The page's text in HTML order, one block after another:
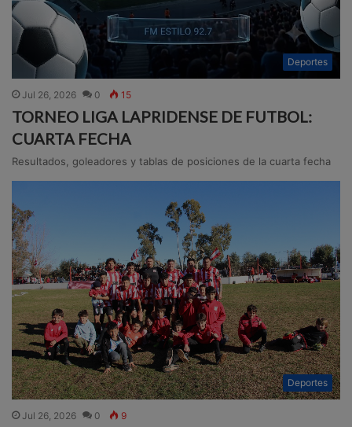
Deportes
Jul 26, 2026 0 15
TORNEO LIGA LAPRIDENSE DE FUTBOL:
CUARTA FECHA
Resultados, goleadores y tablas de posiciones de la cuarta fecha
Deportes
Jul 26, 2026 0 9